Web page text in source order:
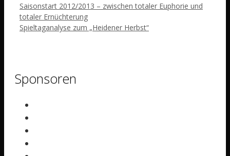
Saisonstart 2012/2013 – zwischen totaler Euphorie und
totaler Ernüchterung
Spieltaganalyse zum „Heidener Herbst“
Sponsoren